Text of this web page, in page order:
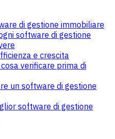
di gestione immobiliare
software di gestione
e crescita
verificare prima di
un software di gestione
software di gestione